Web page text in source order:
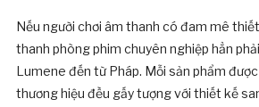
Nếu người chơi âm thanh có đam mê
thanh phòng phim chuyên nghiệp hẳn
Lumene đến từ Pháp. Mỗi sản phẩm
thương hiệu đều gấy tượng với thiết kế